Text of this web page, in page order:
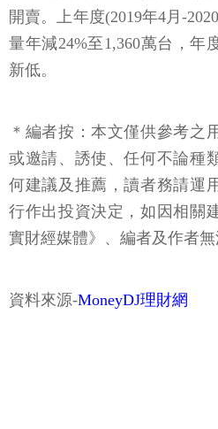
開賣。上年度(2019年4月-
量年減24%至1,360萬台，年
新低。
＊編者按：本文僅供參考之
或邀請、誘使、任何不論種
何建議及推薦，讀者務請運
行作出投資決定，如因相關
實財經媒體》、編者及作者無
資料來源-MoneyDJ理財網